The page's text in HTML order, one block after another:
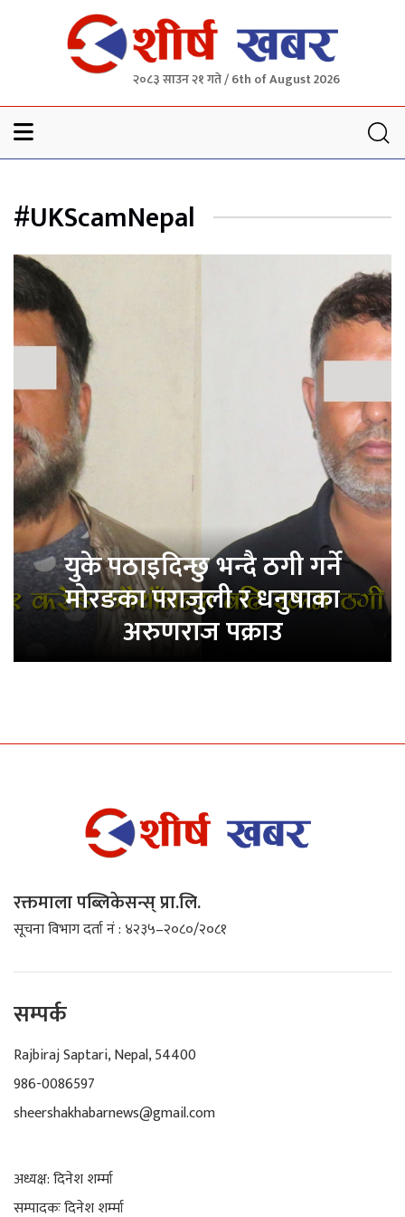
२०८३ साउन २१ गते / 6th of August 2026
#UKScamNepal
युके पठाइदिन्छु भन्दै ठगी गर्ने
मोरङका पराजुली र धनुषाका
अरुणराज पक्राउ
रक्तमाला पब्लिकेसन्स् प्रा.लि.
सूचना विभाग दर्ता नं : ४२३५–२०८०/२०८१
सम्पर्क
Rajbiraj Saptari, Nepal, 54400
986-0086597
sheershakhabarnews@gmail.com
अध्यक्ष: दिनेश शर्म्मा
सम्पादकः दिनेश शर्म्मा